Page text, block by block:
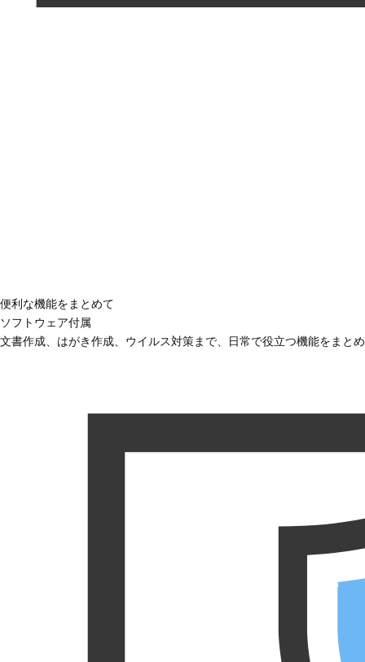
便利な機能をまとめて
ソフトウェア付属
文書作成、はがき作成、ウイルス対策まで、日常で役立つ機能をまと